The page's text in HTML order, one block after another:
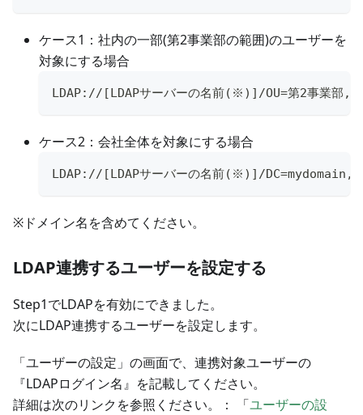
ケース1：社内の一部(第2事業部の範囲)のユーザーを
対象にする場合
LDAP://[LDAPサーバーの名前(※)]/OU=第2事業部
ケース2：会社全体を対象にする場合
LDAP://[LDAPサーバーの名前(※)]/
※ドメイン名を含めてください。
LDAP連携するユーザーを設定する
Step1でLDAPを有効にできました。
次にLDAP連携するユーザーを設定します。
「ユーザーの設定」の画面で、連携対象ユーザーの
『LDAPログイン名』を記載してください。
詳細は次のリンクを参照ください。： 「ユーザーの設